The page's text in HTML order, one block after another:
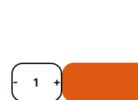
- +